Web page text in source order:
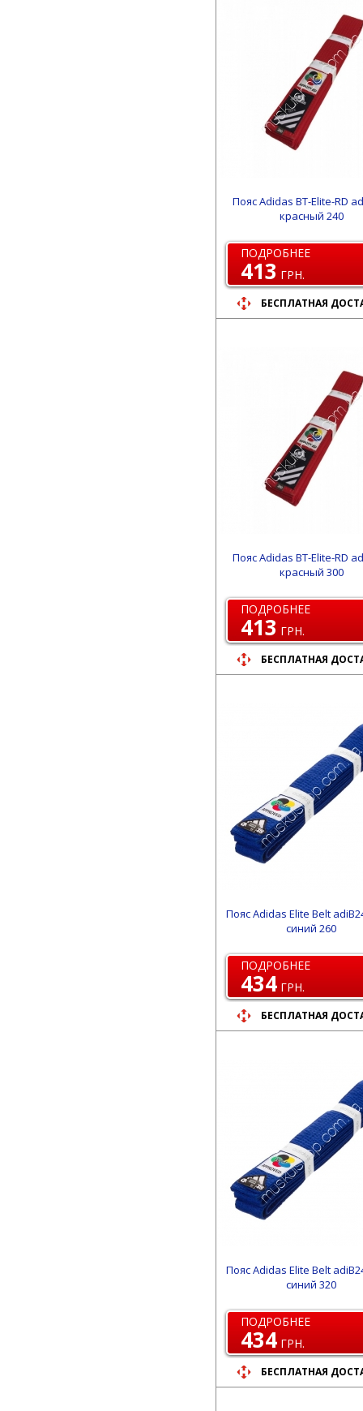
Пояс Adidas BT-Elite-RD
красный 240
ПОДРОБНЕЕ
413 ГРН.
БЕСПЛАТНАЯ
Пояс Adidas BT-Elite-RD
красный 300
ПОДРОБНЕЕ
413 ГРН.
БЕСПЛАТНАЯ
Пояс Adidas Elite Belt
синий 260
ПОДРОБНЕЕ
434 ГРН.
БЕСПЛАТНАЯ
Пояс Adidas Elite Belt
синий 320
ПОДРОБНЕЕ
434 ГРН.
БЕСПЛАТНАЯ